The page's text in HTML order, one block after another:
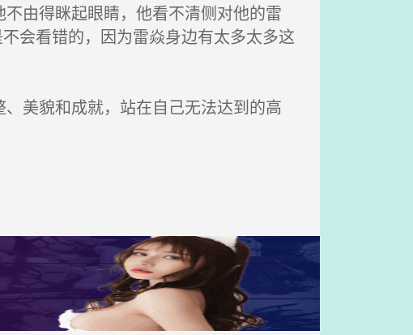
由得眯起眼睛，他看不清侧对他的雷
会看错的，因为雷焱身边有太多太多这
美貌和成就，站在自己无法达到的高